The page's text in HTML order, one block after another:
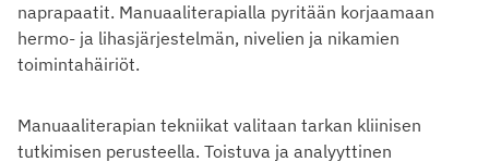
naprapaatit. Manuaaliterapialla pyritään korjaamaan
hermo- ja lihasjärjestelmän, nivelien ja nikamien
toimintahäiriöt.
Manuaaliterapian tekniikat valitaan tarkan kliinisen
tutkimisen perusteella. Toistuva ja analyyttinen